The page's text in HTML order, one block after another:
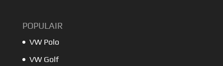
POPULAIR
VW Polo
VW Golf